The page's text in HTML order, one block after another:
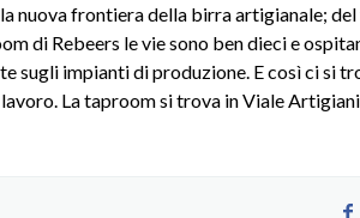
la nuova frontiera della birra artigianale;
di Rebeers le vie sono ben dieci e
sugli impianti di produzione. E così ci si
La taproom si trova in Viale